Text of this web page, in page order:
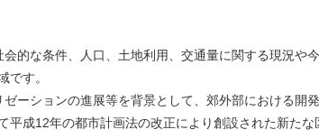
な条件、人口、土地利用、交通量に関する現況や
です。
ションの進展等を背景として、郊外部における開
平成12年の都市計画法の改正により創設された新たな